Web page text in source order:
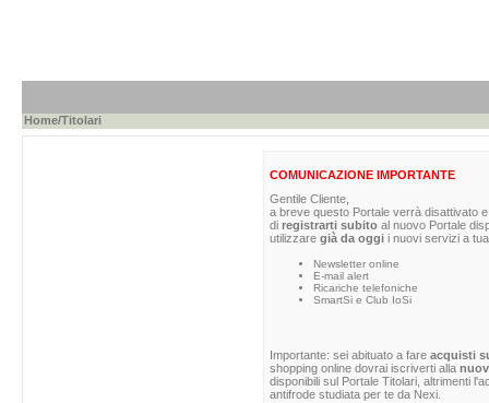
Home/Titolari
COMUNICAZIONE IMPORTANTE
Gentile Cliente,
a breve questo Portale verrà disattivato
diregistrarti subitoal nuovo Portale
utilizzare già da oggii nuovi servizi a
Newsletter online
E-mail alert
Ricariche telefoniche
SmartSi e Club IoSi
Importante: sei abituato a fare acquisti
shopping online dovrai iscriverti alla
disponibili sul Portale Titolari, altrimenti
antifrode studiata per te da Nexi.